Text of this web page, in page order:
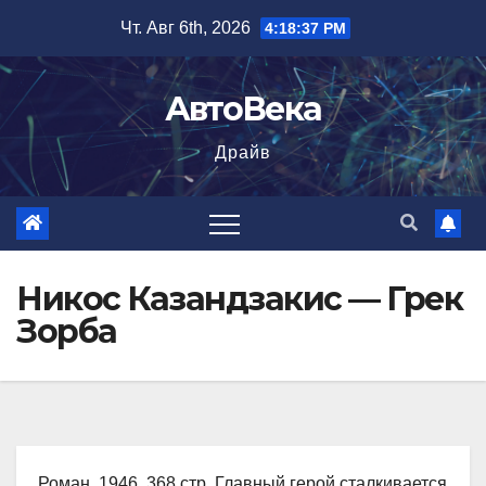
содержимому
Чт. Авг 6th, 2026 4:18:38 PM
АвтоВека
Драйв
Никос Казандзакис — Грек
Зорба